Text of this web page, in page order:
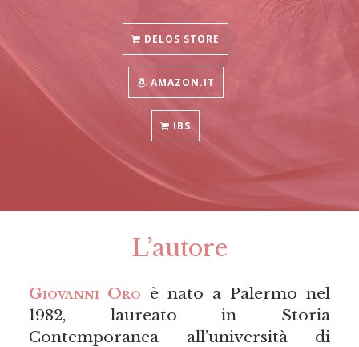
DELOS STORE
AMAZON.IT
IBS
L’autore
Giovanni Oro è nato a Palermo nel
1982, laureato in Storia
Contemporanea all’università di